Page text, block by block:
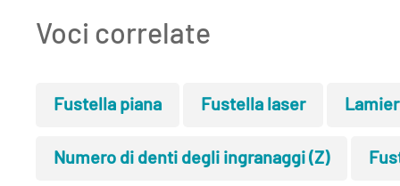
Voci correlate
Fustella piana Fustella laser
Numero di denti degli ingranaggi (Z)